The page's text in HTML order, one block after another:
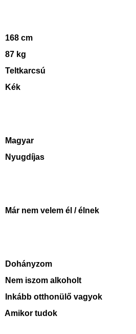
168 cm
87 kg
Teltkarcsú
Kék
Magyar
Nyugdíjas
Már nem velem él / élnek
Dohányzom
Nem iszom alkoholt
Inkább otthonülő vagyok
Amikor tudok